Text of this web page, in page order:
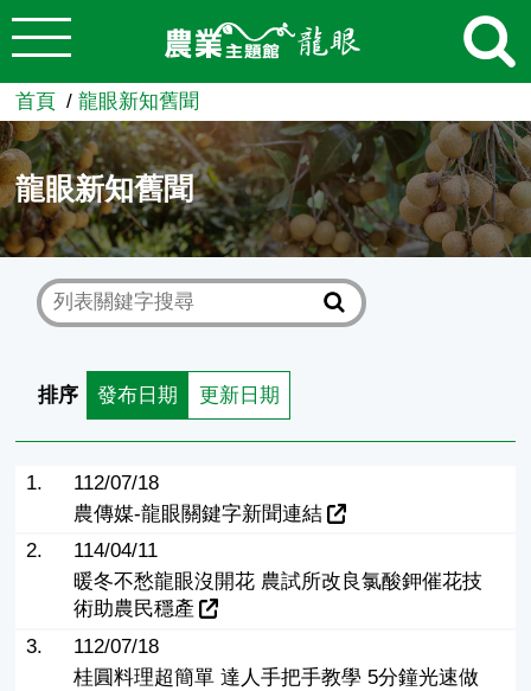
跳到主要內容
農業知識入口網
首頁 龍眼新知舊聞
龍眼新知舊聞
排序 發布日期 更新日期
1.
112/07/18
農傳媒-龍眼關鍵字新聞連結
2.
114/04/11
暖冬不愁龍眼沒開花 農試所改良氯酸鉀催花技
術助農民穩產
3.
112/07/18
桂圓料理超簡單 達人手把手教學 5分鐘光速做